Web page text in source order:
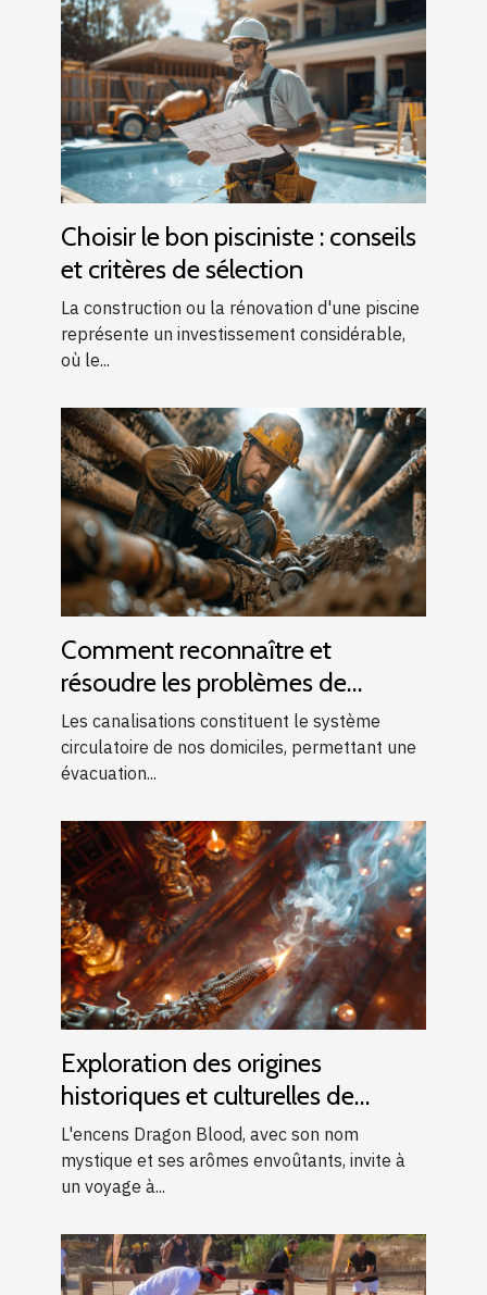
Choisir le bon pisciniste : conseils
et critères de sélection
La construction ou la rénovation d'une piscine
représente un investissement considérable,
où le...
Comment reconnaître et
résoudre les problèmes de
canalisations bouchées
Les canalisations constituent le système
circulatoire de nos domiciles, permettant une
évacuation...
Exploration des origines
historiques et culturelles de
l'encens Dragon Blood
L'encens Dragon Blood, avec son nom
mystique et ses arômes envoûtants, invite à
un voyage à...